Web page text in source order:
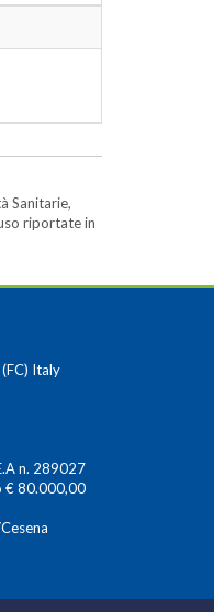
Sanitarie,
riportate in
Italy
n. 289027
€ 80.000,00